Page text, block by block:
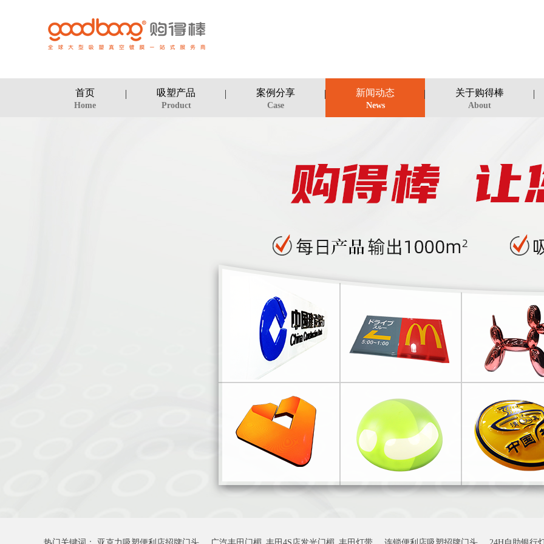
首页
Home
吸塑产品
Product
案例分享
Case
新闻动态
News
关于购得棒
About